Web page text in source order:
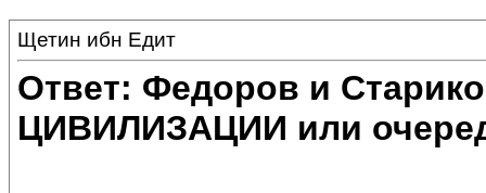
Щетин ибн Едит
Ответ: Федоров и
ЦИВИЛИЗАЦИИ или